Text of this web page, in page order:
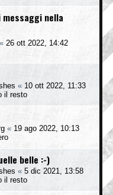
messaggi nella
« 26 ott 2022, 14:42
« 10 ott 2022, 11:33
il resto
« 19 ago 2022, 10:13
belle :-)
« 5 dic 2021, 13:58
il resto